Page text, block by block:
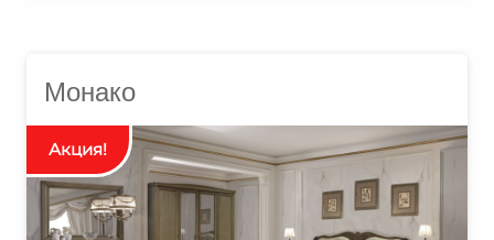
Монако